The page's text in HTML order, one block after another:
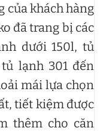
của khách hàng
đã trang bị các
dưới 150l, tủ
lạnh 301 đến
mái lựa chọn
tiết kiệm được
thêm cho căn